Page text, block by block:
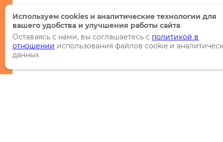
Используем cookies и аналитические технологии для
вашего удобства и улучшения работы сайта
Оставаясь с нами, вы соглашаетесь с политикой в
отношении использования файлов cookie и
данных